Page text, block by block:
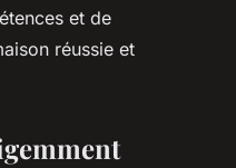
et de
réussie et